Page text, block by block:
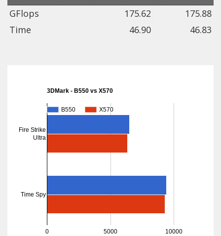
GFlops
175.62
175.88
Time
46.90 46.83
3DMark - B550 vs X570
0 5000 10000
Fire Strike
Ultra
Time Spy
B550
B550 X570
X570